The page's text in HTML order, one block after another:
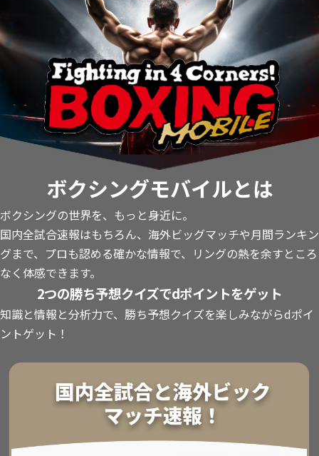
ボクシングモバイルとは
ボクシングの世界を、もっと身近に。
国内全試合速報はもちろん、海外ビッグマッチや月間ランキン
グまで、プロも認める確かな情報で、リングの熱を余すところ
なく体感できます。
2つの勝ち予想クイズでdポイントをゲット
知識と情報と分析力で、勝ち予想クイズを楽しみながらdポイ
ントゲット！